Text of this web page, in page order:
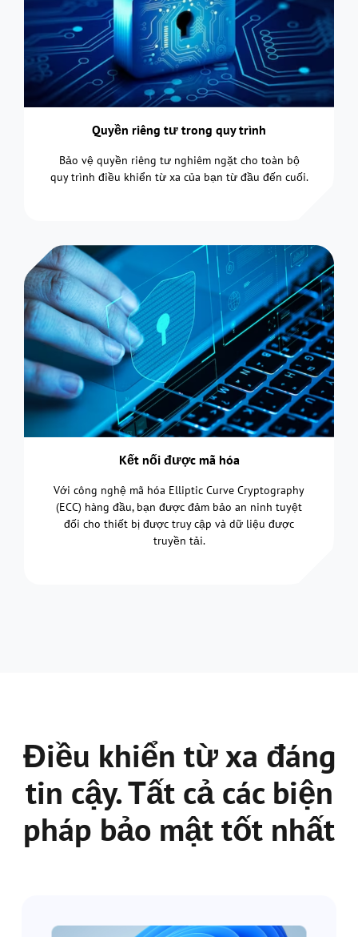
Quyền riêng tư trong quy trình
Bảo vệ quyền riêng tư nghiêm ngặt cho toàn bộ
quy trình điều khiển từ xa của bạn từ đầu đến cuối.
Kết nối được mã hóa
Với công nghệ mã hóa Elliptic Curve Cryptography
(ECC) hàng đầu, bạn được đảm bảo an ninh tuyệt
đối cho thiết bị được truy cập và dữ liệu được
truyền tải.
Điều khiển từ xa đáng
tin cậy. Tất cả các biện
pháp bảo mật tốt nhất